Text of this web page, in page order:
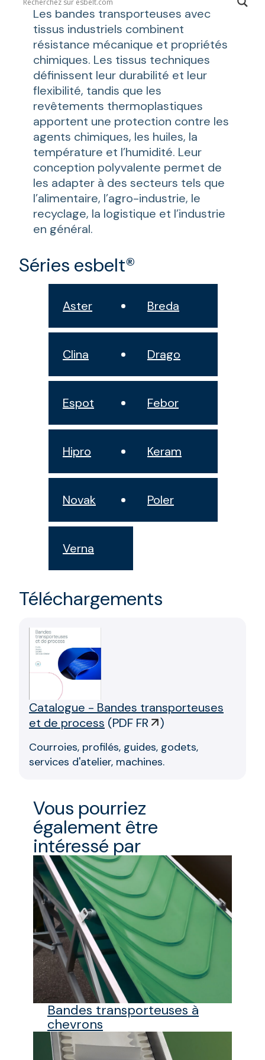
Les bandes transporteuses avec
tissus industriels combinent
résistance mécanique et propriétés
chimiques. Les tissus techniques
définissent leur durabilité et leur
flexibilité, tandis que les
revêtements thermoplastiques
apportent une protection contre les
agents chimiques, les huiles, la
température et l’humidité. Leur
conception polyvalente permet de
les adapter à des secteurs tels que
l’alimentaire, l’agro-industrie, le
recyclage, la logistique et l’industrie
en général.
Séries esbelt®
Aster Breda
Clina Drago
Espot Febor
Hipro Keram
Novak Poler
Verna
Téléchargements
Catalogue - Bandes transporteuses
et de process (PDF FR )
Courroies, profilés, guides, godets,
services d'atelier, machines.
Vous pourriez
également être
intéressé par
Bandes transporteuses à
chevrons